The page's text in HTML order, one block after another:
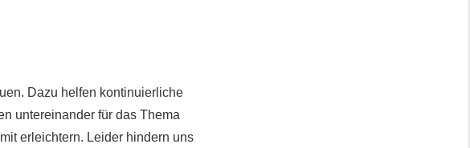
Dazu helfen kontinuierliche
untereinander für das Thema
erleichtern. Leider hindern uns